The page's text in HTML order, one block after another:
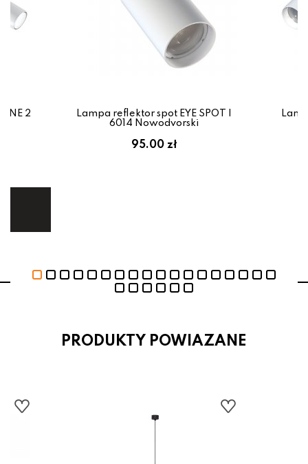
2
Lampa reflektor spot EYE SPOT I
6014 Nowodvorski
95.00 zł
PRODUKTY POWIAZANE